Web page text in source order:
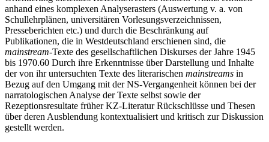
anhand eines komplexen Analyserasters (Auswertung v. a. von
Schullehrplänen, universitären Vorlesungsverzeichnissen,
Presseberichten etc.) und durch die Beschränkung auf
Publikationen, die in Westdeutschland erschienen sind, die
mainstream-Texte des gesellschaftlichen Diskurses der Jahre 1945
bis 1970.60 Durch ihre Erkenntnisse über Darstellung und Inhalte
der von ihr untersuchten Texte des literarischen mainstreams in
Bezug auf den Umgang mit derNS-Vergangenheit können bei der
narratologischen Analyse der Texte selbst sowie der
Rezeptionsresultate früherKZ-Literatur Rückschlüsse und Thesen
über deren Ausblendung kontextualisiert und kritisch zur Diskussion
gestellt werden.